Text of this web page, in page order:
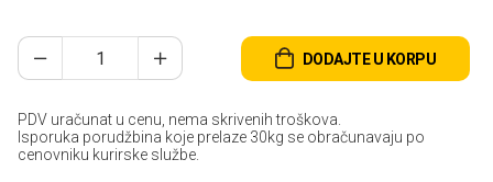
DODAJTE U KORPU
PDV uračunat u cenu, nema skrivenih troškova.
Isporuka porudžbina koje prelaze 30kg se obračunavaju po
cenovniku kurirske službe.